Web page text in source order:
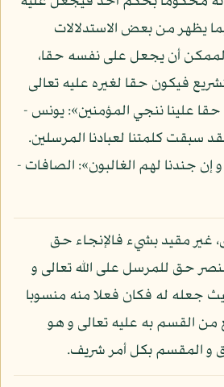
يظهر من بعض الاستدلالات
الممكن أن يجعل على نفسه حقا،
فيكون حقا لغيره عليه تعالى
علينا ننجي المؤمنين»: يونس -
لقد سبقت كلمتنا لعبادنا المرسلين.
إن جندنا لهم الغالبون»: الصافات -
غير مقيد بشيء فالإنجاء حق
حق للمرسل على الله تعالى و
جعله له فكان فعلا منه منسوبا
من القسم به عليه تعالى و هو
و المقسم بكل أمر شريف.